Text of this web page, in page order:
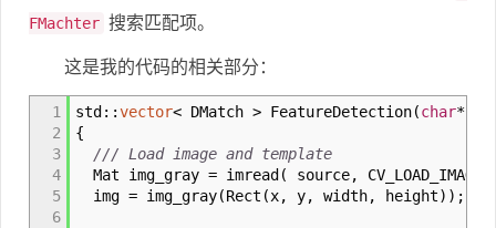
FMachter 搜索匹配项。
这是我的代码的相关部分：
1
2
3
4
5
6
std ::vector< DMatch > FeatureDetection(char*
{
/// Load image and template
Mat img_gray = imread (
source,
img = img_gray(Rect (x, y, width, height) ) ;